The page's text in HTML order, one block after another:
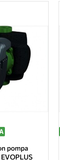
pompa